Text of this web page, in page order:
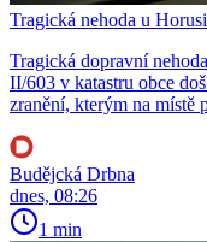
Tragická nehoda u
Tragická dopravní
II/603 v katastru obce
zranění, kterým na místě
Budějcká Drbna
dnes, 08:26
1 min